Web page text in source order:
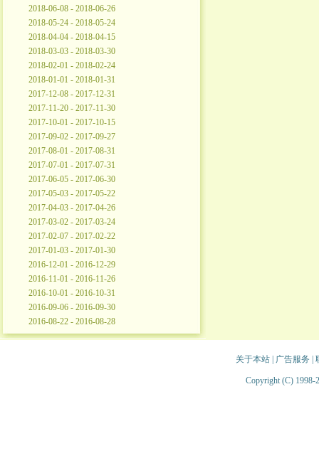
2018-06-08 - 2018-06-26
2018-05-24 - 2018-05-24
2018-04-04 - 2018-04-15
2018-03-03 - 2018-03-30
2018-02-01 - 2018-02-24
2018-01-01 - 2018-01-31
2017-12-08 - 2017-12-31
2017-11-20 - 2017-11-30
2017-10-01 - 2017-10-15
2017-09-02 - 2017-09-27
2017-08-01 - 2017-08-31
2017-07-01 - 2017-07-31
2017-06-05 - 2017-06-30
2017-05-03 - 2017-05-22
2017-04-03 - 2017-04-26
2017-03-02 - 2017-03-24
2017-02-07 - 2017-02-22
2017-01-03 - 2017-01-30
2016-12-01 - 2016-12-29
2016-11-01 - 2016-11-26
2016-10-01 - 2016-10-31
2016-09-06 - 2016-09-30
2016-08-22 - 2016-08-28
关于本站| 广告服务
Copyright (C) 1998-